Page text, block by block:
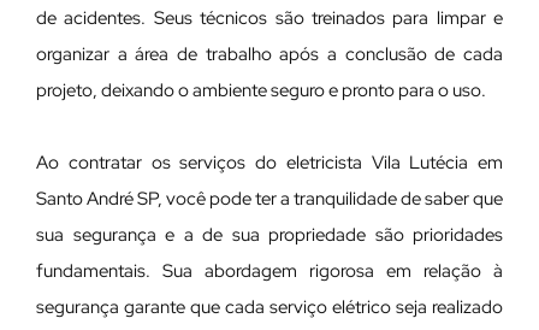
de acidentes. Seus técnicos são treinados para limpar e
organizar a área de trabalho após a conclusão de cada
projeto, deixando o ambiente seguro e pronto para o uso.
Ao contratar os serviços do eletricista Vila Lutécia em
Santo André SP, você pode ter a tranquilidade de saber que
sua segurança e a de sua propriedade são prioridades
fundamentais. Sua abordagem rigorosa em relação à
segurança garante que cada serviço elétrico seja realizado